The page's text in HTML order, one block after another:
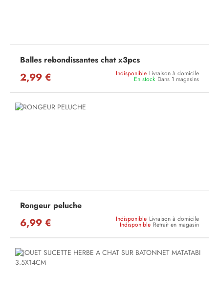
Balles rebondissantes chat x3pcs
2,99 € Indisponible Livraison à domicile
En stock Dans 1 magasins
Rongeur peluche
6,99 € Indisponible Livraison à domicile
Indisponible Retrait en magasin